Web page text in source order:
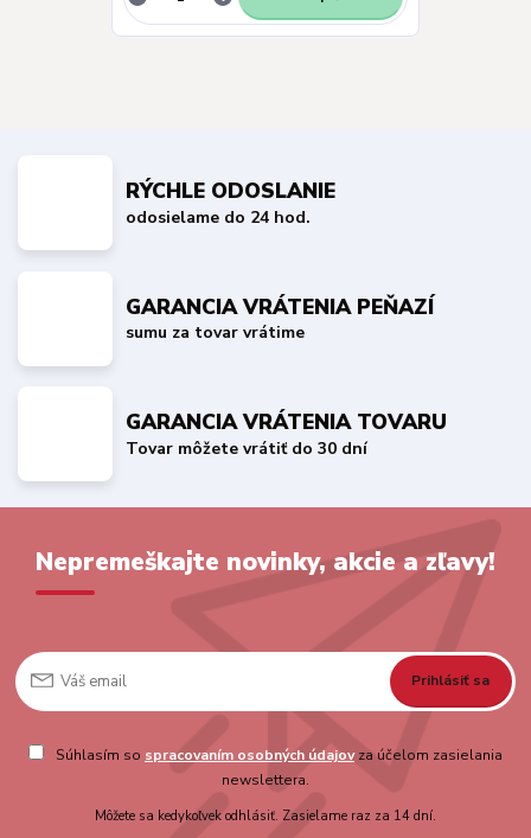
RÝCHLE ODOSLANIE
odosielame do 24 hod.
GARANCIA VRÁTENIA PEŇAZÍ
sumu za tovar vrátime
GARANCIA VRÁTENIA TOVARU
Tovar môžete vrátiť do 30 dní
Nepremeškajte novinky, akcie a zľavy!
Prihlásiť sa
Súhlasím so spracovaním osobných údajovza účelom zasielania
newslettera.
Môžete sa kedykoľvek odhlásiť. Zasielame raz za 14 dní.